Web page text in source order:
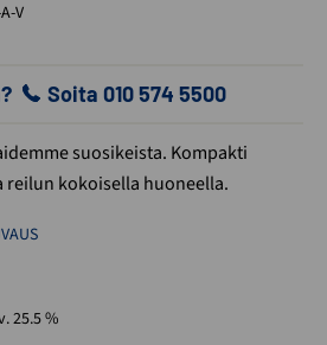
V
Soita 010 574 5500
suosikeista. Kompakti
kokoisella huoneella.
25.5 %